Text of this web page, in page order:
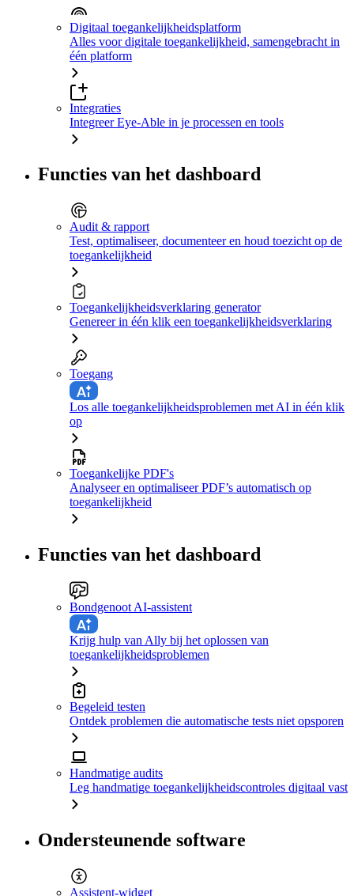
Digitaal toegankelijkheidsplatform
Alles voor digitale toegankelijkheid, samengebracht in
één platform
Integraties
Integreer Eye-Able in je processen en tools
Functies van het dashboard
Audit & rapport
Test, optimaliseer, documenteer en houd toezicht op de
toegankelijkheid
Toegankelijkheidsverklaring generator
Genereer in één klik een toegankelijkheidsverklaring
Toegang
Los alle toegankelijkheidsproblemen met AI in één klik
op
Toegankelijke PDF's
Analyseer en optimaliseer PDF’s automatisch op
toegankelijkheid
Functies van het dashboard
Bondgenoot AI-assistent
Krijg hulp van Ally bij het oplossen van
toegankelijkheidsproblemen
Begeleid testen
Ontdek problemen die automatische tests niet opsporen
Handmatige audits
Leg handmatige toegankelijkheidscontroles digitaal vast
Ondersteunende software
Assistent-widget